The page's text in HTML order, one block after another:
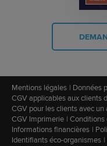
Mentions légales
Données
CGV applicables aux clients
CGV pour les clients avec
CGV Imprimerie Conditions
Informations financières
Identifiants éco-organismes